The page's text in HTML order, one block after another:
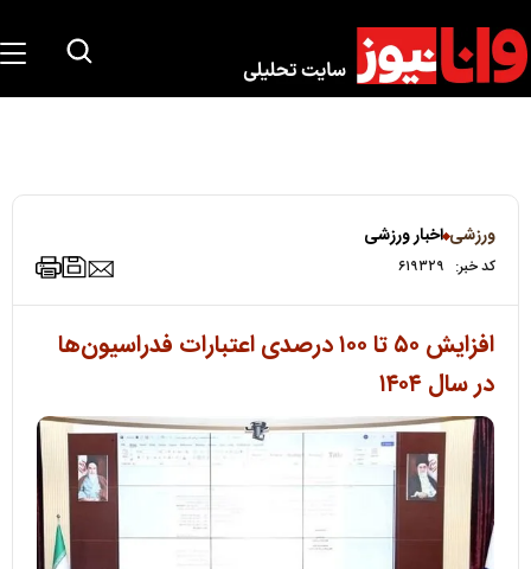
ورزشی اخبار ورزشی
کد خبر: ۶۱۹۳۲۹
افزایش ۵۰ تا ۱۰۰ درصدی اعتبارات فدراسیون‌ها
در سال ۱۴۰۴